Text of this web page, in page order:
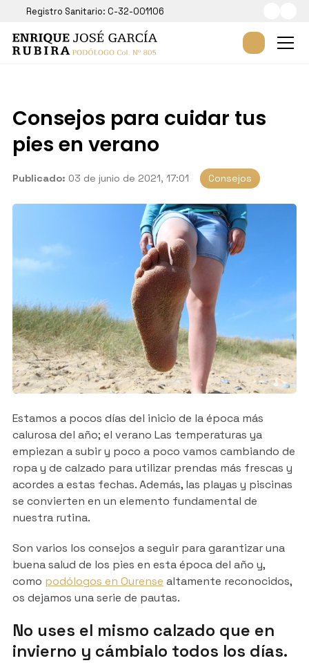
Registro Sanitario: C-32-001106
Consejos para cuidar tus
pies en verano
Publicado: 03 de junio de 2021, 17:01 Consejos
Estamos a pocos días del inicio de la época más
calurosa del año; el verano Las temperaturas ya
empiezan a subir y poco a poco vamos cambiando de
ropa y de calzado para utilizar prendas más frescas y
acordes a estas fechas. Además, las playas y piscinas
se convierten en un elemento fundamental de
nuestra rutina.
Son varios los consejos a seguir para garantizar una
buena salud de los pies en esta época del año y,
como podólogos en Ourense altamente reconocidos,
os dejamos una serie de pautas.
No uses el mismo calzado que en
invierno y cámbialo todos los días.